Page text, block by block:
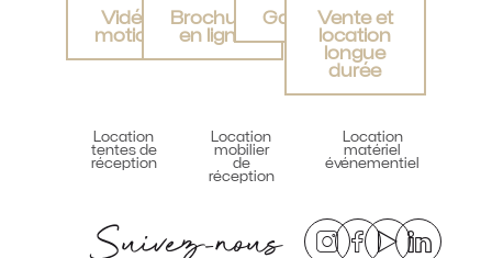
Vidéo
motion
Brochure
en ligne
GalerieVente et
location
longue
durée
Location
tentes de
réception
Location
mobilier
de
réception
Location
matériel
événementiel